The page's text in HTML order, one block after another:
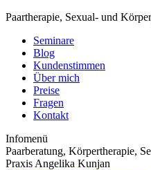
Zum
springen
Paartherapie, Sexual- und
Seminare
Blog
Kundenstimmen
Über mich
Preise
Fragen
Kontakt
Infomenü
Paarberatung, Körpertherapie,
Praxis Angelika Kunjan